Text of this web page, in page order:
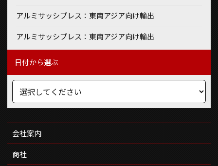
アルミサッシプレス：東南アジア向け輸出
アルミサッシプレス：東南アジア向け輸出
日付から選ぶ
会社案内
商社